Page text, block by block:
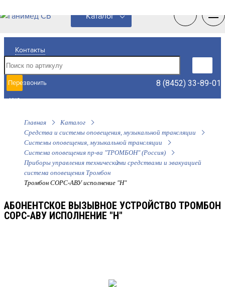
Контакты
Перезвонить
мне
8 (8452) 33-89-01
Каталог
Главная
Каталог
Средства и системы оповещения, музыкальной трансляции
Системы оповещения, музыкальной трансляции
Система оповещения пр-ва "ТРОМБОН" (Россия)
Приборы управления техническими средствами и эвакуацией
система оповещения Тромбон
Тромбон СОРС-АВУ исполнение "Н"
АБОНЕНТСКОЕ ВЫЗЫВНОЕ УСТРОЙСТВО ТРОМБОН
СОРС-АВУ ИСПОЛНЕНИЕ "Н"